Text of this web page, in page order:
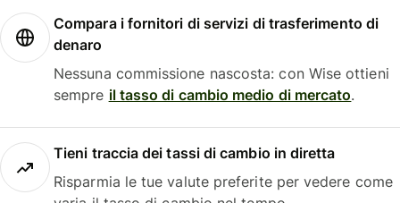
Compara i fornitori di servizi di trasferimento di
denaro
Nessuna commissione nascosta: con Wise ottieni
sempre il tasso di cambio medio di mercato.
Tieni traccia dei tassi di cambio in diretta
Risparmia le tue valute preferite per vedere come